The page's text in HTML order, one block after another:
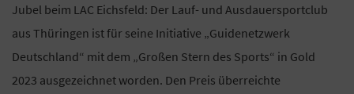
Jubel beim LAC Eichsfeld: Der Lauf- und Ausdauersportclub
aus Thüringen ist für seine Initiative „Guidenetzwerk
Deutschland“ mit dem „Großen Stern des Sports“ in Gold
2023 ausgezeichnet worden. Den Preis überreichte